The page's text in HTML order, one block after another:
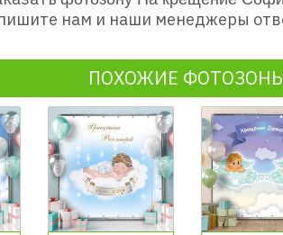
нам и наши менеджеры
ПОХОЖИЕ